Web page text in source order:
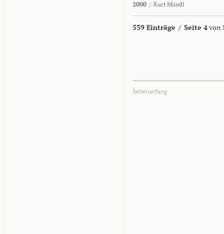
2000 / Kurt Mündl
539 Einträge / Seite 4von
Seitenanfang